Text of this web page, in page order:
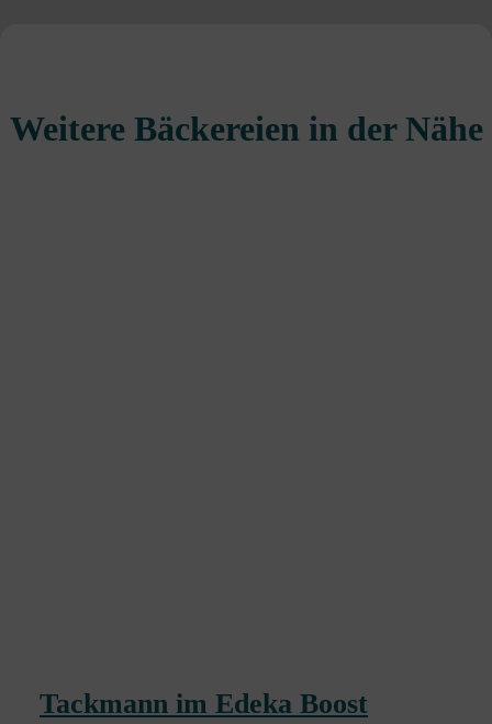
Weitere Bäckereien in der Nähe
Tackmann im Edeka Boost